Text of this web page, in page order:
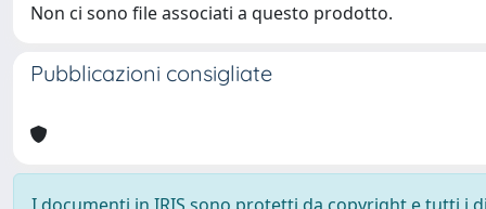
Non ci sono file associati a questo prodotto.
Pubblicazioni consigliate